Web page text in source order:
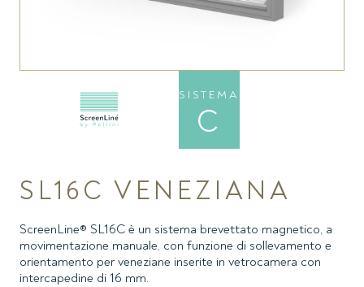
SISTEMA
C
SL16C VENEZIANA
ScreenLine® SL16C è un sistema brevettato magnetico, a
movimentazione manuale, con funzione di sollevamento e
orientamento per veneziane inserite in vetrocamera con
intercapedine di 16 mm.